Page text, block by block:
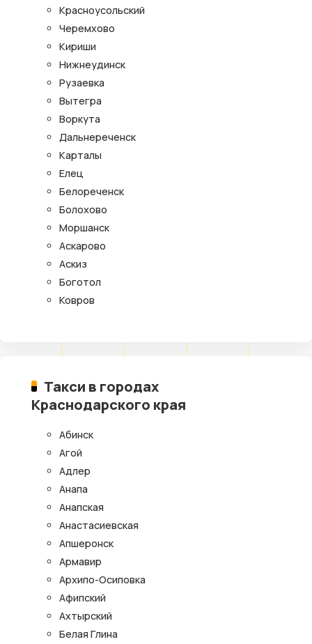
Красноусольский
Черемхово
Кириши
Нижнеудинск
Рузаевка
Вытегра
Воркута
Дальнереченск
Карталы
Елец
Белореченск
Болохово
Моршанск
Аскарово
Аскиз
Боготол
Ковров
Такси в городах
Краснодарского края
Абинск
Агой
Адлер
Анапа
Анапская
Анастасиевская
Апшеронск
Армавир
Архипо-Осиповка
Афипский
Ахтырский
Белая Глина